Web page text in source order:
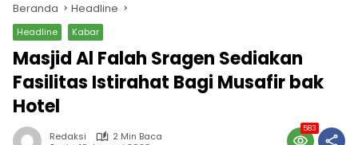
Beranda Headline
Headline Kabar
Masjid Al Falah Sragen Sediakan
Fasilitas Istirahat Bagi Musafir bak
Hotel
Redaksi
2 Min Baca
583